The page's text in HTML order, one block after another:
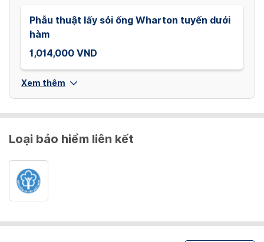
Phẫu thuật lấy sỏi ống Wharton tuyến dưới
hàm
1,014,000 VND
Xem thêm
Loại bảo hiểm liên kết